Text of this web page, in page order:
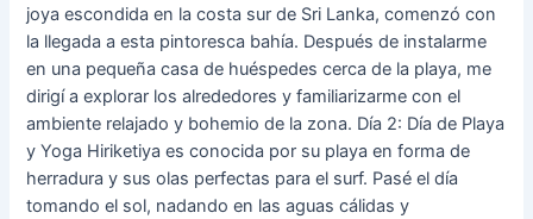
joya escondida en la costa sur de Sri Lanka, comenzó con
la llegada a esta pintoresca bahía. Después de instalarme
en una pequeña casa de huéspedes cerca de la playa, me
dirigí a explorar los alrededores y familiarizarme con el
ambiente relajado y bohemio de la zona. Día 2: Día de Playa
y Yoga Hiriketiya es conocida por su playa en forma de
herradura y sus olas perfectas para el surf. Pasé el día
tomando el sol, nadando en las aguas cálidas y